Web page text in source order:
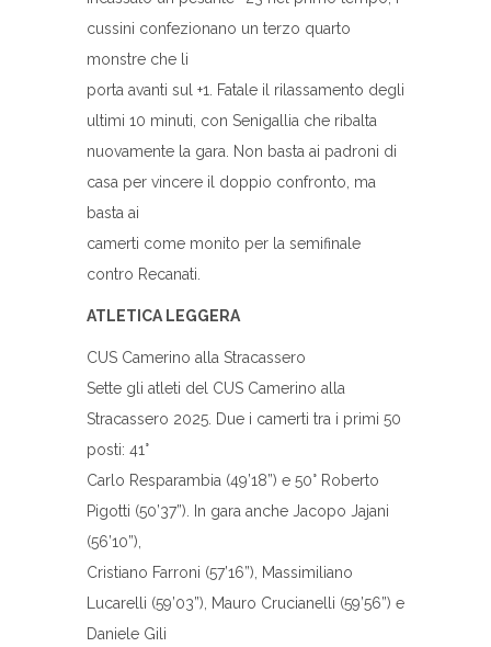
cussini confezionano un terzo quarto
monstre che li
porta avanti sul +1. Fatale il rilassamento degli
ultimi 10 minuti, con Senigallia che ribalta
nuovamente la gara. Non basta ai padroni di
casa per vincere il doppio confronto, ma
basta ai
camerti come monito per la semifinale
contro Recanati.
ATLETICA LEGGERA
CUS Camerino alla Stracassero
Sette gli atleti del CUS Camerino alla
Stracassero 2025. Due i camerti tra i primi 50
posti: 41°
Carlo Resparambia (49’18”) e 50° Roberto
Pigotti (50’37”). In gara anche Jacopo Jajani
(56’10”),
Cristiano Farroni (57’16”), Massimiliano
Lucarelli (59’03”), Mauro Crucianelli (59’56”) e
Daniele Gili